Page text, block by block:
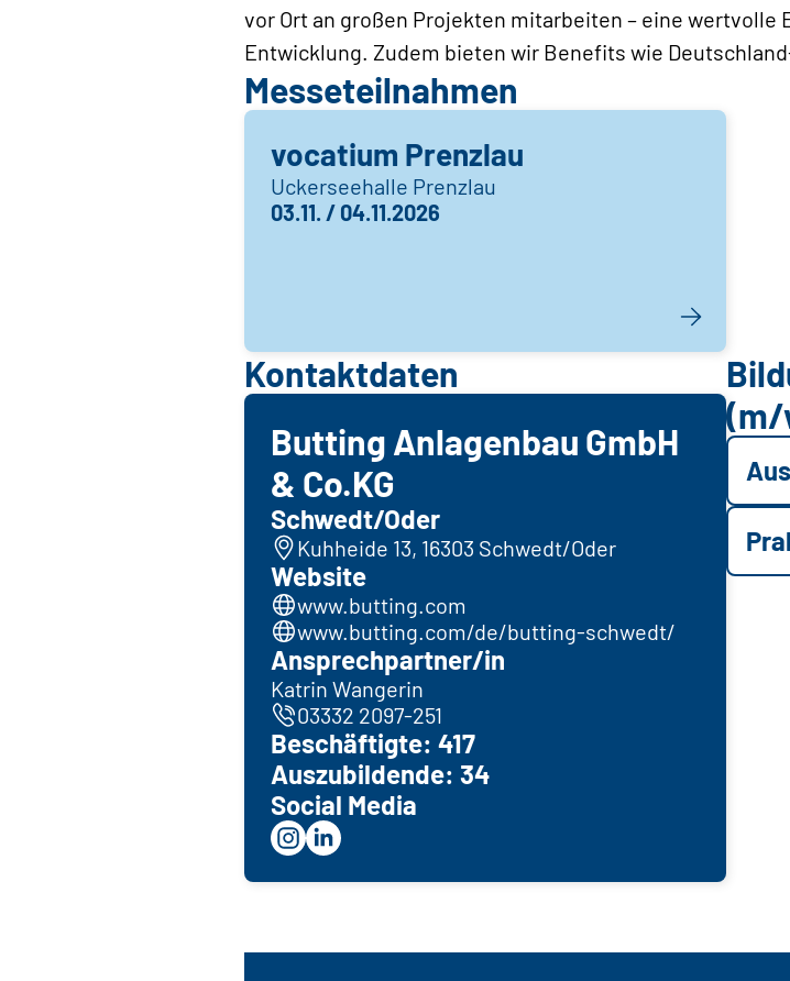
vor Ort an großen Projekten mitarbeiten – eine
Entwicklung. Zudem bieten wir Benefits wie
Messeteilnahmen
vocatium Prenzlau
Uckerseehalle Prenzlau
03.11. / 04.11.2026
Kontaktdaten
Butting Anlagenbau GmbH
& Co.KG
Schwedt/Oder
Kuhheide 13, 16303 Schwedt/Oder
Website
www.butting.com
www.butting.com/de/butting-schwedt/
Ansprechpartner/in
Katrin Wangerin
03332 2097-251
Beschäftigte: 417
Auszubildende: 34
Social Media